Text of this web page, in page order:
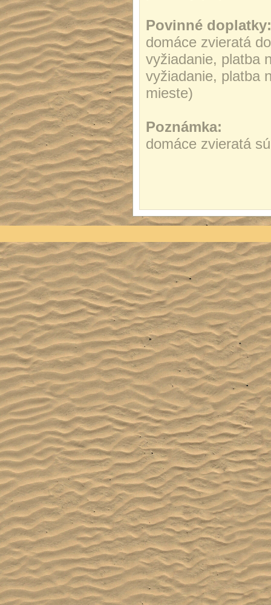
Povinné doplatky:
domáce zvieratá
vyžiadanie, platba
vyžiadanie, platba
mieste)
Poznámka:
domáce zvieratá